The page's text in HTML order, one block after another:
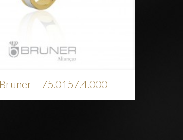
– 75.0157.4.000